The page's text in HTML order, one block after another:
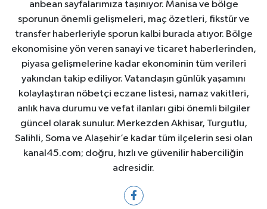
anbean sayfalarımıza taşınıyor. Manisa ve bölge
sporunun önemli gelişmeleri, maç özetleri, fikstür ve
transfer haberleriyle sporun kalbi burada atıyor. Bölge
ekonomisine yön veren sanayi ve ticaret haberlerinden,
piyasa gelişmelerine kadar ekonominin tüm verileri
yakından takip ediliyor. Vatandaşın günlük yaşamını
kolaylaştıran nöbetçi eczane listesi, namaz vakitleri,
anlık hava durumu ve vefat ilanları gibi önemli bilgiler
güncel olarak sunulur. Merkezden Akhisar, Turgutlu,
Salihli, Soma ve Alaşehir’e kadar tüm ilçelerin sesi olan
kanal45.com; doğru, hızlı ve güvenilir haberciliğin
adresidir.